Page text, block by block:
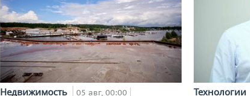
Недвижимость 05 авг, 00:00 Технологии